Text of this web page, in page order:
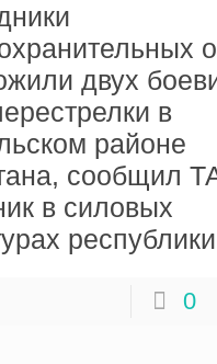
двух
в
районе
сообщил
в силовых
0